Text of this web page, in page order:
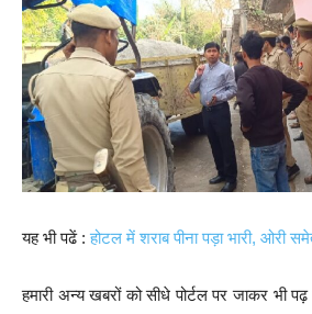
यह भी पढें :होटल में शराब पीना पड़ा भारी, ओरी
हमारी अन्य खबरों को सीधे पोर्टल पर जाकर भी